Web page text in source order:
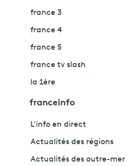
france 3
france 4
france 5
france tv slash
la 1ère
franceinfo
L'info en direct
Actualités des régions
Actualités des outre-mer